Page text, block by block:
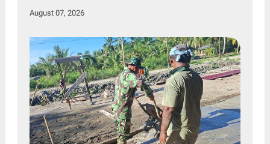
August 07, 2026